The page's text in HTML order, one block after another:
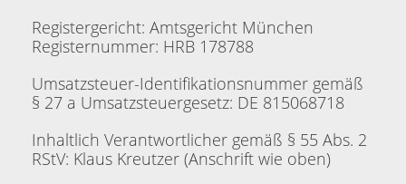
Registergericht: Amtsgericht München
Registernummer: HRB 178788
Umsatzsteuer-Identifikationsnummer gemäß
§ 27 a Umsatzsteuergesetz: DE 815068718
Inhaltlich Verantwortlicher gemäß § 55 Abs. 2
RStV: Klaus Kreutzer (Anschrift wie oben)